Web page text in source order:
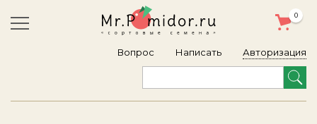
Вопрос Написать
0
Авторизация